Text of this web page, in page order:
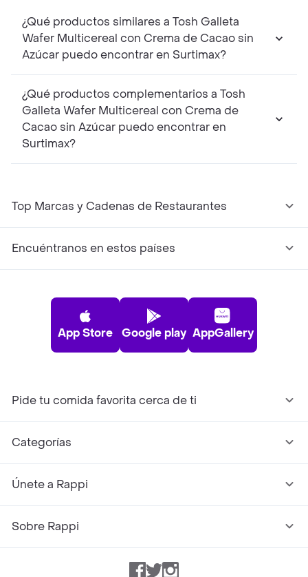
¿Qué productos similares a Tosh Galleta
Wafer Multicereal con Crema de Cacao sin
Azúcar puedo encontrar en Surtimax?
¿Qué productos complementarios a Tosh
Galleta Wafer Multicereal con Crema de
Cacao sin Azúcar puedo encontrar en
Surtimax?
Top Marcas y Cadenas de Restaurantes
Encuéntranos en estos países
App Store Google play AppGallery
Pide tu comida favorita cerca de ti
Categorías
Únete a Rappi
Sobre Rappi
Facebook
TwitterInstagram